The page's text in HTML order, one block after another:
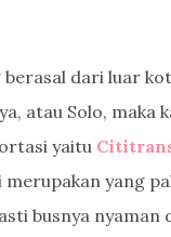
berasal dari luar
atau Solo, maka
yaitu
yang
busnya nyaman